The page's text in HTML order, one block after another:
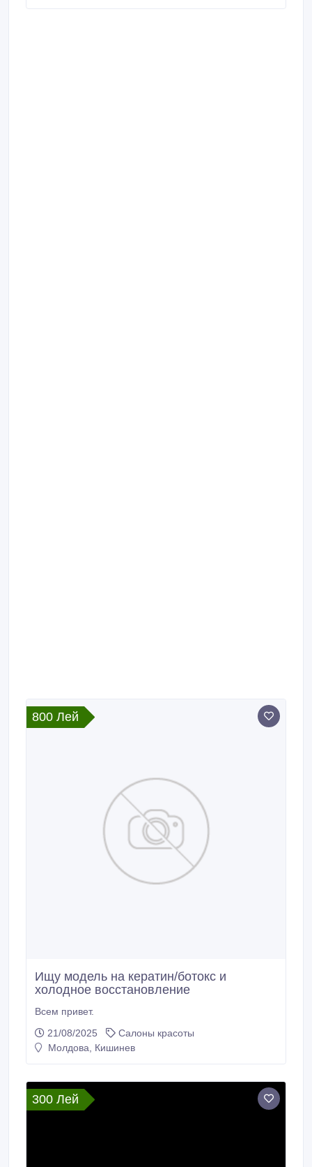
800 Лей
Ищу модель на кератин/ботокс и
холодное восстановление
Всем привет.
21/08/2025
Салоны красоты
Молдова, Кишинев
300 Лей